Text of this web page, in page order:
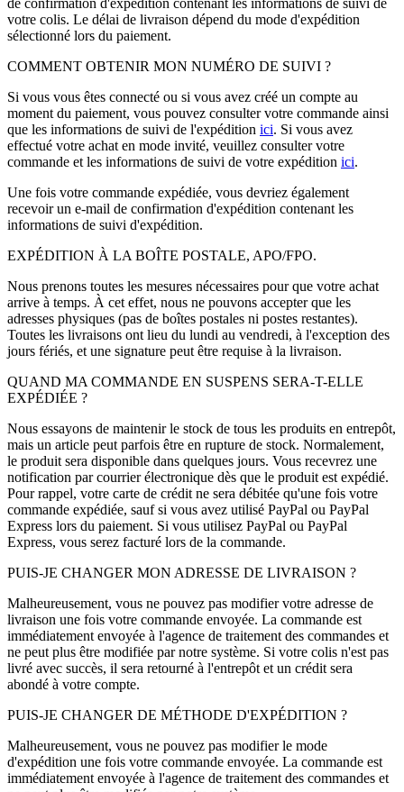
de confirmation d'expédition contenant les informations de suivi de
votre colis. Le délai de livraison dépend du mode d'expédition
sélectionné lors du paiement.
COMMENT OBTENIR MON NUMÉRO DE SUIVI ?
Si vous vous êtes connecté ou si vous avez créé un compte au
moment du paiement, vous pouvez consulter votre commande ainsi
que les informations de suivi de l'expédition ici. Si vous avez
effectué votre achat en mode invité, veuillez consulter votre
commande et les informations de suivi de votre expédition ici.
Une fois votre commande expédiée, vous devriez également
recevoir un e-mail de confirmation d'expédition contenant les
informations de suivi d'expédition.
EXPÉDITION À LA BOÎTE POSTALE, APO/FPO.
Nous prenons toutes les mesures nécessaires pour que votre achat
arrive à temps. À cet effet, nous ne pouvons accepter que les
adresses physiques (pas de boîtes postales ni postes restantes).
Toutes les livraisons ont lieu du lundi au vendredi, à l'exception des
jours fériés, et une signature peut être requise à la livraison.
QUAND MA COMMANDE EN SUSPENS SERA-T-ELLE
EXPÉDIÉE ?
Nous essayons de maintenir le stock de tous les produits en entrepôt,
mais un article peut parfois être en rupture de stock. Normalement,
le produit sera disponible dans quelques jours. Vous recevrez une
notification par courrier électronique dès que le produit est expédié.
Pour rappel, votre carte de crédit ne sera débitée qu'une fois votre
commande expédiée, sauf si vous avez utilisé PayPal ou PayPal
Express lors du paiement. Si vous utilisez PayPal ou PayPal
Express, vous serez facturé lors de la commande.
PUIS-JE CHANGER MON ADRESSE DE LIVRAISON ?
Malheureusement, vous ne pouvez pas modifier votre adresse de
livraison une fois votre commande envoyée. La commande est
immédiatement envoyée à l'agence de traitement des commandes et
ne peut plus être modifiée par notre système. Si votre colis n'est pas
livré avec succès, il sera retourné à l'entrepôt et un crédit sera
abondé à votre compte.
PUIS-JE CHANGER DE MÉTHODE D'EXPÉDITION ?
Malheureusement, vous ne pouvez pas modifier le mode
d'expédition une fois votre commande envoyée. La commande est
immédiatement envoyée à l'agence de traitement des commandes et